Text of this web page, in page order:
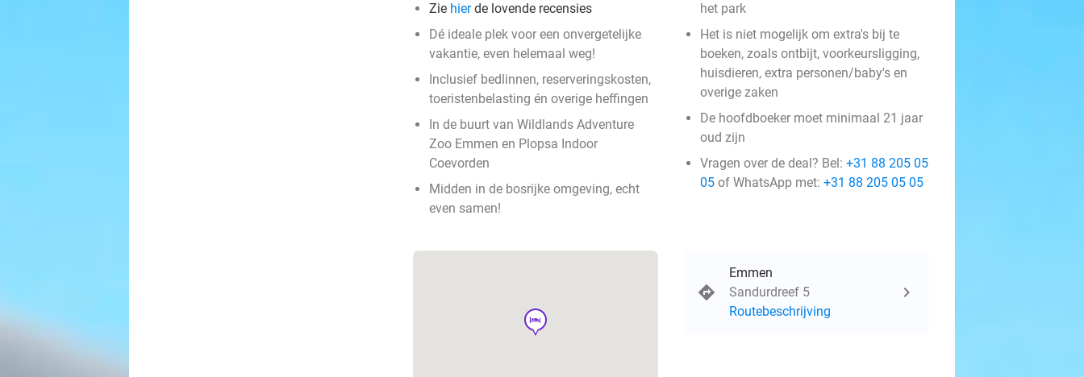
Zie hierde lovende recensies
Dé ideale plek voor een onvergetelijke
vakantie, even helemaal weg!
Inclusief bedlinnen, reserveringskosten,
toeristenbelasting én overige heffingen
In de buurt van Wildlands Adventure
Zoo Emmen en Plopsa Indoor
Coevorden
Midden in de bosrijke omgeving, echt
even samen!
het park
Het is niet mogelijk om extra's bij te
boeken, zoals ontbijt, voorkeursligging,
huisdieren, extra personen/baby's en
overige zaken
De hoofdboeker moet minimaal 21 jaar
oud zijn
Vragen over de deal? Bel: +31 88 205 05
05 of WhatsApp met: +31 88 205 05 05
hotel
Emmen
Sandurdreef 5
Routebeschrijving